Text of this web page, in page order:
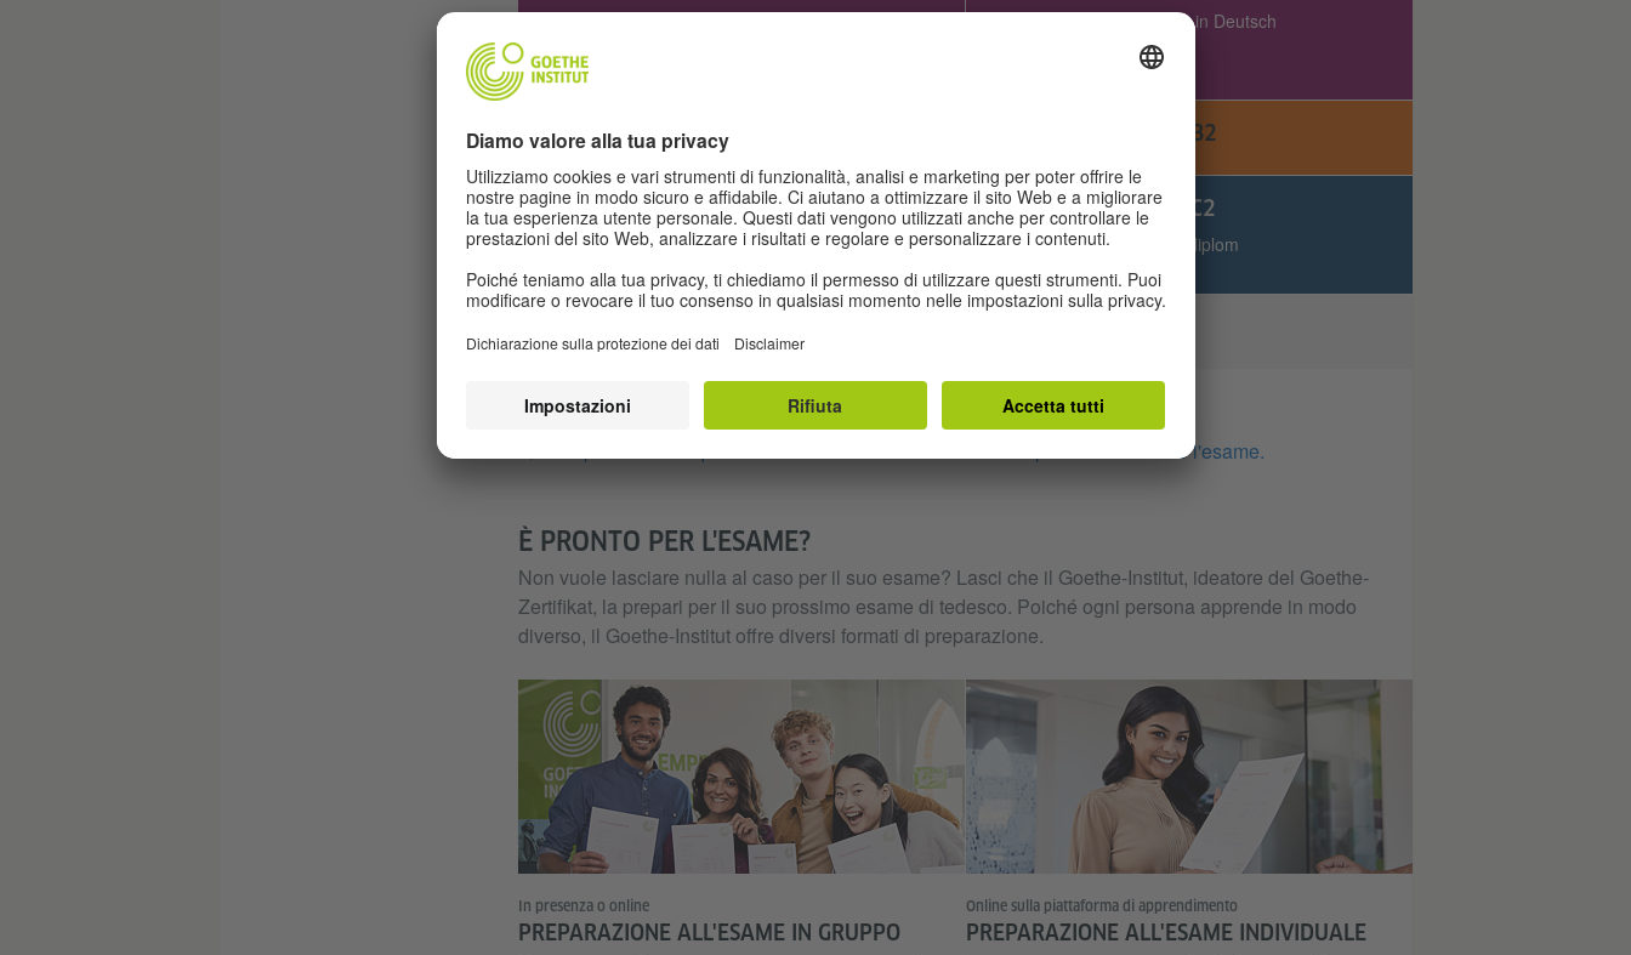
Goethe-Zertifikat A2: Fit in Deutsch
Goethe-Zertifikat A2
GOETHE-ZERTIFIKAT B1 GOETHE-ZERTIFIKAT B2
GOETHE-ZERTIFIKAT C1 GOETHE-ZERTIFIKAT C2
Großes Deutsches Sprachdiplom
RICEVERE IL CERTIFICATO
Qui scoprite come e quando riceverete il vostro certificato dopo aver sostenuto l'esame.
È PRONTO PER L'ESAME?
Non vuole lasciare nulla al caso per il suo esame? Lasci che il Goethe-Institut, ideatore del Goethe-
Zertifikat, la prepari per il suo prossimo esame di tedesco. Poiché ogni persona apprende in modo
diverso, il Goethe-Institut offre diversi formati di preparazione.
In presenza o online
PREPARAZIONE ALL'ESAME IN GRUPPO
Online sulla piattaforma di apprendimento
PREPARAZIONE ALL'ESAME INDIVIDUALE